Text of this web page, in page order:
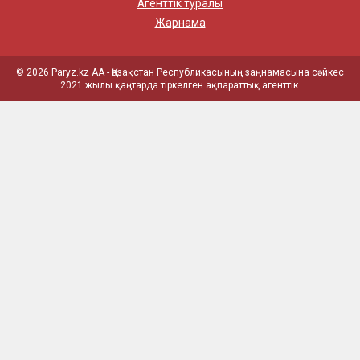
Агенттік туралы
Жарнама
© 2026 Paryz.kz АА - Қазақстан Республикасының заңнамасына сәйкес
2021 жылы қаңтарда тіркелген ақпараттық агенттік.